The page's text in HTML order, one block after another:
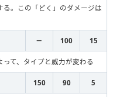
る。この「どく」のダメージは
－ 100 15
て、タイプと威力が変わる
150 90 5